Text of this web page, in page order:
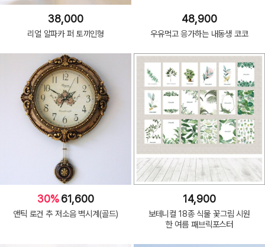
38,000
리얼 알파카 퍼 토끼인형
48,900
우유먹고 응가하는 내동생 코코
30%61,600
앤틱 로건 추 저소음 벽시계(골드)
14,900
보테니컬 18종 식물 꽃그림 시원
한 여름 패브릭포스터